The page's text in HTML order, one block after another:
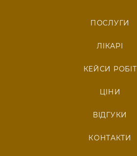
ПОСЛУГИ
ЛІКАРІ
КЕЙСИ РОБІТ
ЦІНИ
ВІДГУКИ
КОНТАКТИ